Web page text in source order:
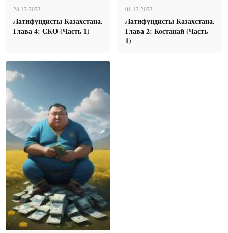
28.12.2023
Латифундисты Казахстана.
Глава 4: СКО (Часть 1)
01.12.2023
Латифундисты Казахстана.
Глава 2: Костанай (Часть
1)